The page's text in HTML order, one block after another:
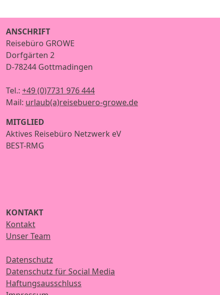
ANSCHRIFT
Reisebüro GROWE
Dorfgärten 2
D-78244 Gottmadingen
Tel.: +49 (0)7731 976 444
Mail: urlaub(a)reisebuero-growe.de
MITGLIED
Aktives Reisebüro Netzwerk eV
BEST-RMG
KONTAKT
Kontakt
Unser Team
Datenschutz
Datenschutz für Social Media
Haftungsausschluss